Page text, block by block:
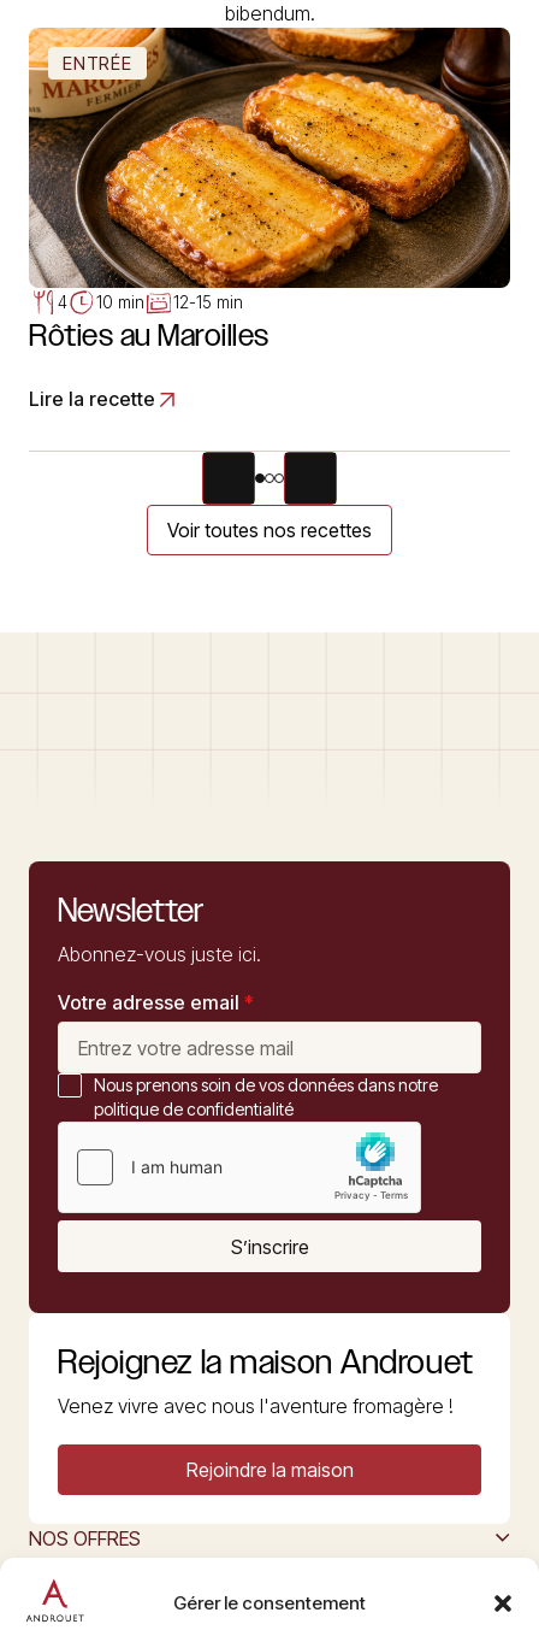
Gérer le consentement
bibendum.
ENTRÉE
4 10 min 12-15 min
Rôties au Maroilles
Lire la recette
Voir toutes nos recettes
Newsletter
Abonnez-vous juste ici.
Votre adresse email *
Nous prenons soin de vos données dans notre
politique de confidentialité
S’inscrire
Rejoignez la maison Androuet
Venez vivre avec nous l'aventure fromagère !
Rejoindre la maison
NOS OFFRES
L’ART DU FROMAGE
Nous suivre